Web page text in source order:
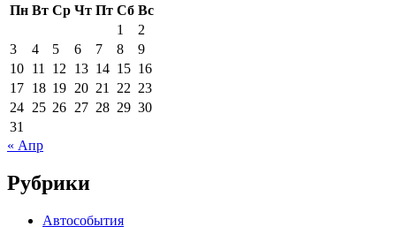
Пн Вт Ср Чт Пт Сб Вс
1
2
3
4 5 6 7 8
9
10 11 12 13 14 15 16
17 18 19 20 21 22 23
24 25 26 27 28 29 30
31
« Апр
Рубрики
Автособытия